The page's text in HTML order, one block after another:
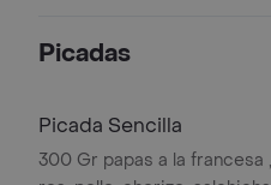
Picadas
Picada Sencilla
300 Gr papas a la francesa , carne de